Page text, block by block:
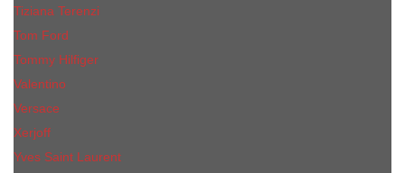
Tiziana Terenzi
Tom Ford
Tommy Hilfiger
Valentino
Versace
Xerjoff
Yves Saint Laurent